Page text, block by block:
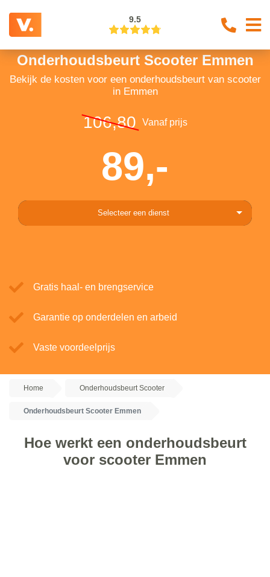
9.5
Onderhoudsbeurt Scooter Emmen
Bekijk de kosten voor een onderhoudsbeurt van scooter
in Emmen
106,80 Vanaf prijs
89,-
Selecteer een dienst
Gratis haal- en brengservice
Garantie op onderdelen en arbeid
Vaste voordeelprijs
Home Onderhoudsbeurt Scooter
Onderhoudsbeurt Scooter Emmen
Hoe werkt een onderhoudsbeurt
voor scooter Emmen